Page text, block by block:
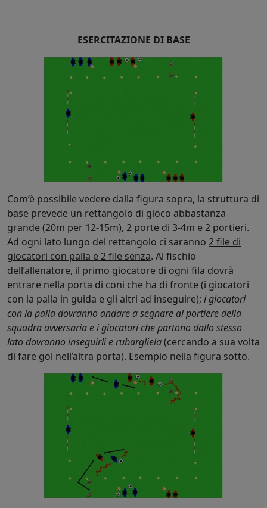
ESERCITAZIONE DI BASE
Com’è possibile vedere dalla figura sopra, la struttura di
base prevede un rettangolo di gioco abbastanza
grande (20m per 12-15m), 2 porte di 3-4m e 2 portieri.
Ad ogni lato lungo del rettangolo ci saranno 2 file di
giocatori con palla e 2 file senza. Al fischio
dell’allenatore, il primo giocatore di ogni fila dovrà
entrare nella porta di coni che ha di fronte (i giocatori
con la palla in guida e gli altri ad inseguire); i giocatori
con la palla dovranno andare a segnare al portiere della
squadra avversaria e i giocatori che partono dallo stesso
lato dovranno inseguirli e rubargliela(cercando a sua volta
di fare gol nell’altra porta). Esempio nella figura sotto.